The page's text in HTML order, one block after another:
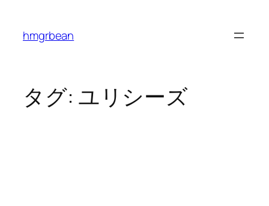
hmgrbean
タグ: ユリシーズ